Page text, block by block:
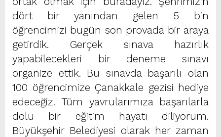
dört bir yanından gelen 5 bin
öğrencimizi bugün son provada bir araya
getirdik. Gerçek sınava hazırlık
yapabilecekleri bir deneme sınavı
organize ettik. Bu sınavda başarılı olan
100 öğrencimize Çanakkale gezisi hediye
edeceğiz. Tüm yavrularımıza başarılarla
dolu bir eğitim hayatı diliyorum.
Büyükşehir Belediyesi olarak her zaman